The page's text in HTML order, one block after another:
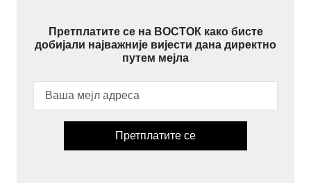
Претплатите се на ВОСТОК како бисте
добијали најважније вијести дана директно
путем мејла
Претплатите се